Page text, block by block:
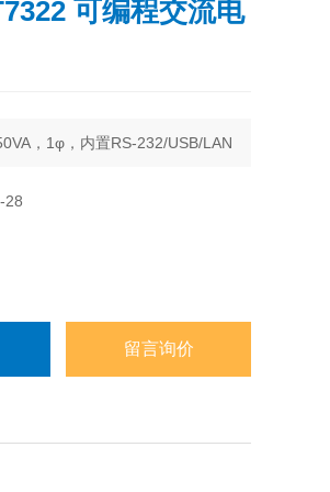
可编程交流电
，1φ，内置RS-232/USB/LAN
28
留言询价